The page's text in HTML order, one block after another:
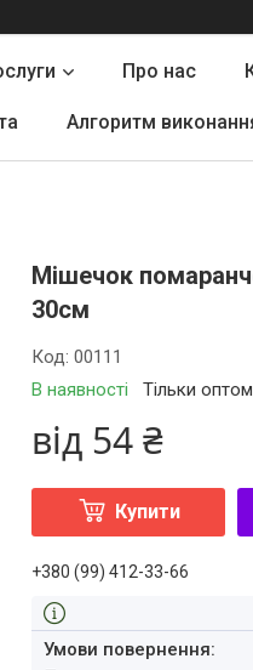
Про нас
Алгоритм
Мішечок
30см
В наявності Тільки оптом
Код:00111
від 54 ₴
Купити
+380 (99) 412-33-66